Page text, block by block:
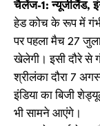
चैलेंज-1: न्यूजीलैंड,
हेड कोच के रूप में
पर पहला मैच 27
खेलेगी। इसी दौरे से
श्रीलंका दौरा 7
इंडिया का बिजी
भी सामने आएंगे।